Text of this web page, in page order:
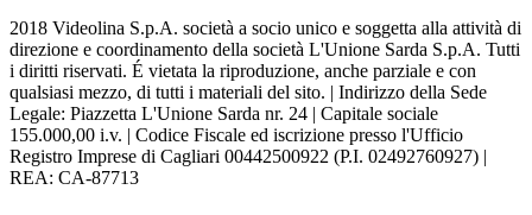
2018 Videolina S.p.A. società a socio unico e soggetta alla attività di
direzione e coordinamento della società L'Unione Sarda S.p.A. Tutti
i diritti riservati. É vietata la riproduzione, anche parziale e con
qualsiasi mezzo, di tutti i materiali del sito. | Indirizzo della Sede
Legale: Piazzetta L'Unione Sarda nr. 24 | Capitale sociale
155.000,00 i.v. | Codice Fiscale ed iscrizione presso l'Ufficio
Registro Imprese di Cagliari 00442500922 (P.I. 02492760927) |
REA: CA-87713